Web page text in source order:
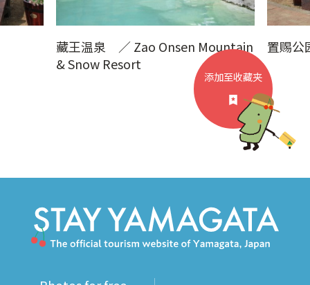
Zao Onsen Mountain
置赐公园草本花园
添加至收藏夹